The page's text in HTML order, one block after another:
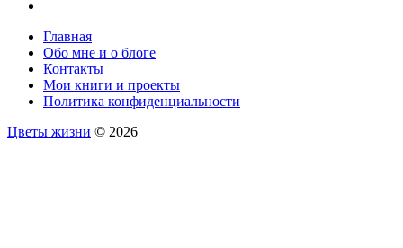
Главная
Обо мне и о блоге
Контакты
Мои книги и проекты
Политика конфиденциальности
Цветы жизни © 2026